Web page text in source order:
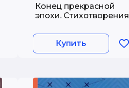
Конец прекрасной
эпохи. Стихотворения
Купить